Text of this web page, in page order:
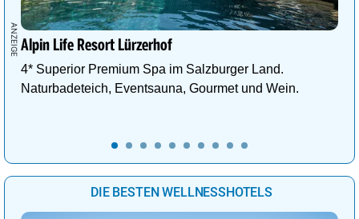
Alpin Life Resort Lürzerhof
4* Superior Premium Spa im Salzburger Land.
Naturbadeteich, Eventsauna, Gourmet und Wein.
DIE BESTEN WELLNESSHOTELS